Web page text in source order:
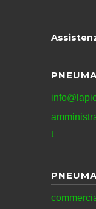
t